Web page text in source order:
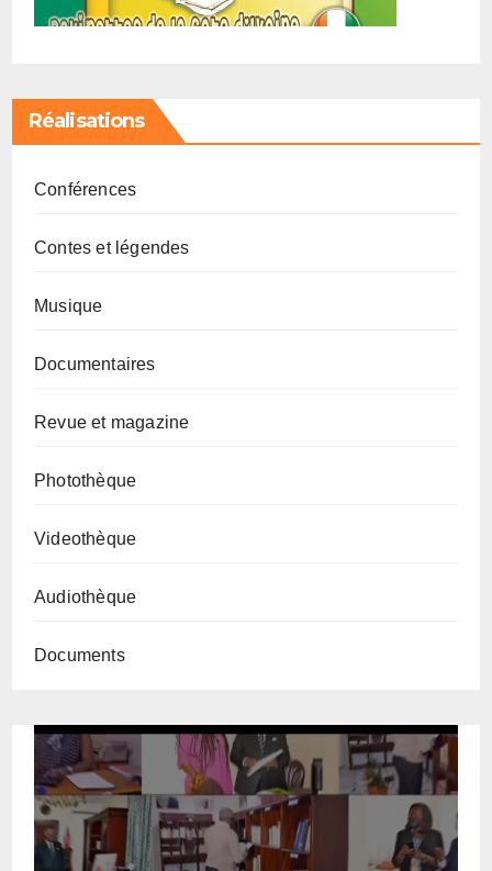
Réalisations
Conférences
Contes et légendes
Musique
Documentaires
Revue et magazine
Photothèque
Videothèque
Audiothèque
Documents